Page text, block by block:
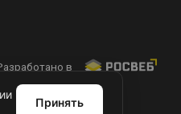
в
Принять